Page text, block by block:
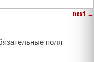
next →
поля